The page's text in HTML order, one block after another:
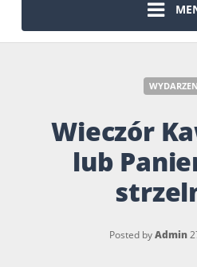
Wieczór
lub
Posted byAdmin